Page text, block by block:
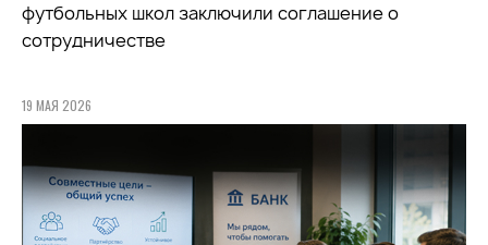
футбольных школ заключили соглашение о
сотрудничестве
19 МАЯ 2026